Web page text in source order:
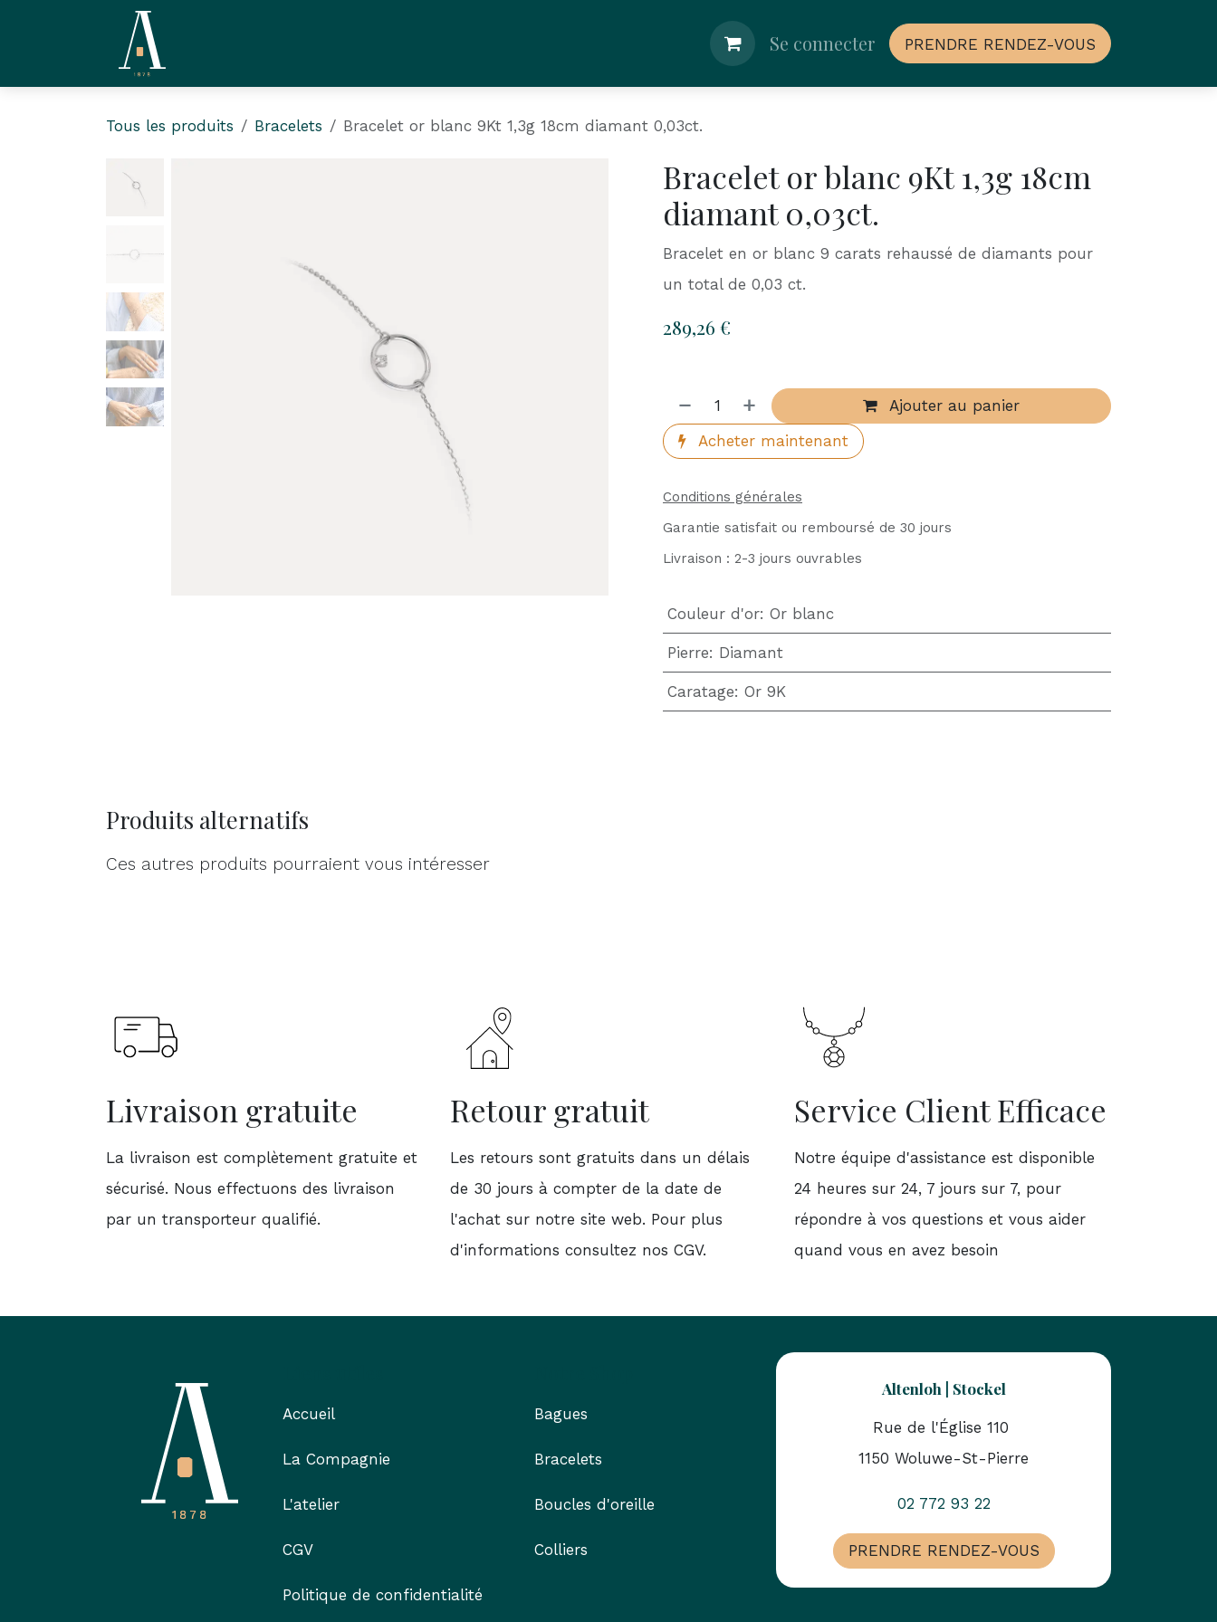
Se rendre au contenu
Nos Conseils Se connecter PRENDRE RENDEZ-VOUS
Tous les produits Bracelets Bracelet or blanc 9Kt 1,3g 18cm diamant 0,03ct.
Bracelet or blanc 9Kt 1,3g 18cm
diamant 0,03ct.
Bracelet en or blanc 9 carats rehaussé de diamants pour
un total de 0,03 ct.
289,26 €
Ajouter au panier
Acheter maintenant
Conditions générales
Garantie satisfait ou remboursé de 30 jours
Livraison : 2-3 jours ouvrables
Couleur d'or: Or blanc
Pierre: Diamant
Caratage: Or 9K
Produits alternatifs
Ces autres produits pourraient vous intéresser
Livraison gratuite
La livraison est complètement gratuite et
sécurisé. Nous effectuons des livraison
par un transporteur qualifié.
Retour gratuit
Les retours sont gratuits dans un délais
de 30 jours à compter de la date de
l'achat sur notre site web. Pour plus
d'informations consultez nos CGV.
Service Client Efficace
Notre équipe d'assistance est disponible
24 heures sur 24, 7 jours sur 7, pour
répondre à vos questions et vous aider
quand vous en avez besoin
Accueil
La Compagnie
L'atelier
CGV
Politique de confidentialité
Altenloh | Stockel
Rue de l'Église 110
1150 Woluwe-St-Pierre
02 772 93 22
PRENDRE RENDEZ-VOUS
Bagues
Bracelets
Boucles d'oreille
Colliers